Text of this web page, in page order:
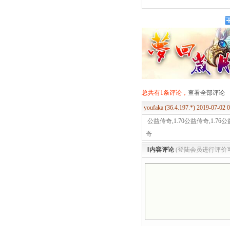
总共有1条评论， 查看全部评论
youfaka (36.4.197.*) 2019-07-02
公益传奇,1.70公益传奇,1.76
奇
‖内容评论 (登陆会员进行评价